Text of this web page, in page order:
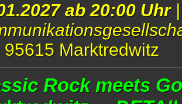
ab 20:00 Uhr
95615 Marktredwitz
Rock meets